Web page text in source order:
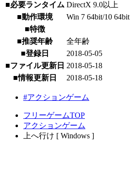
■必要ランタイム DirectX 9.0以上
■動作環境
Win 7 64bit/10 64bit
■特徴
■推奨年齢
全年齢
■登録日
2018-05-05
■ファイル更新日 2018-05-18
■情報更新日
2018-05-18
#アクションゲーム
フリーゲームTOP
アクションゲーム
上へ行け [ Windows ]